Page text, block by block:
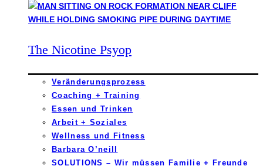
The Nicotine Psyop
Veränderungsprozess
Coaching + Training
Essen und Trinken
Arbeit + Soziales
Wellness und Fitness
Barbara O’neill
SOLUTIONS – Wir müssen Familie + Freunde